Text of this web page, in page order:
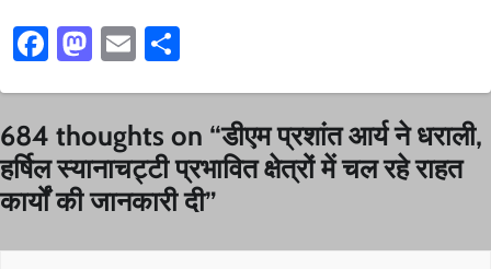
Facebook
Mastodon
Email
684 thoughts on “डीएम प्रशांत आर्य ने धराली,
हर्षिल स्यानाचट्टी प्रभावित क्षेत्रों में चल रहे राहत
कार्यों की जानकारी दी”